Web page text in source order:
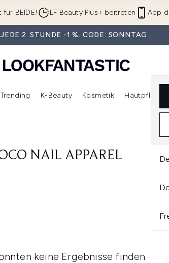
Zum Hauptinhalt springen
App
BEIDE! LF Beauty Plus+ beitreten
2. STUNDE -1 %. CODE: SONNTAG
Untermenü Anmelden (Marken) Untermenü Anmelden (Beauty Box) Untermenü Anmelden (Neu & Trending)
K-Beauty Kosmetik Hautpflege
NAIL APPAREL
keine Ergebnisse finden